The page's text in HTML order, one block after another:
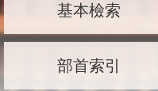
基本檢索
部首索引